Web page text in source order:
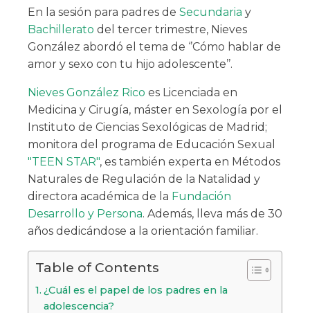
En la sesión para padres de Secundaria y
Bachillerato del tercer trimestre, Nieves
González abordó el tema de ‘’Cómo hablar de
amor y sexo con tu hijo adolescente’’.
Nieves González Rico es Licenciada en
Medicina y Cirugía, máster en Sexología por el
Instituto de Ciencias Sexológicas de Madrid;
monitora del programa de Educación Sexual
"TEEN STAR", es también experta en Métodos
Naturales de Regulación de la Natalidad y
directora académica de la Fundación
Desarrollo y Persona. Además, lleva más de 30
años dedicándose a la orientación familiar.
Table of Contents
¿Cuál es el papel de los padres en la
adolescencia?